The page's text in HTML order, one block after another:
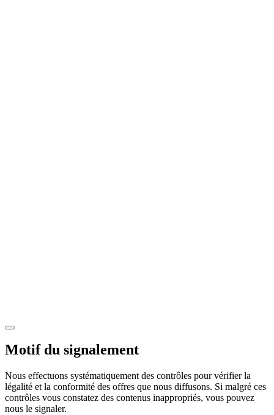
Motif du signalement
Nous effectuons systématiquement des contrôles pour vérifier la
légalité et la conformité des offres que nous diffusons. Si malgré ces
contrôles vous constatez des contenus inappropriés, vous pouvez
nous le signaler.